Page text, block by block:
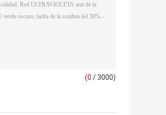
(0 / 3000)